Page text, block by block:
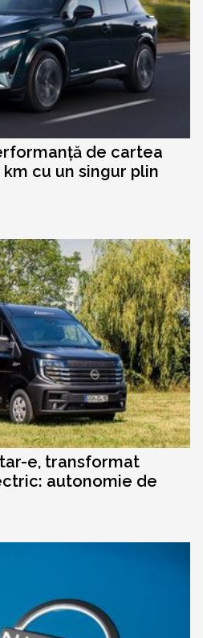
de cartea
cu un singur plin
e, transformat
autonomie de